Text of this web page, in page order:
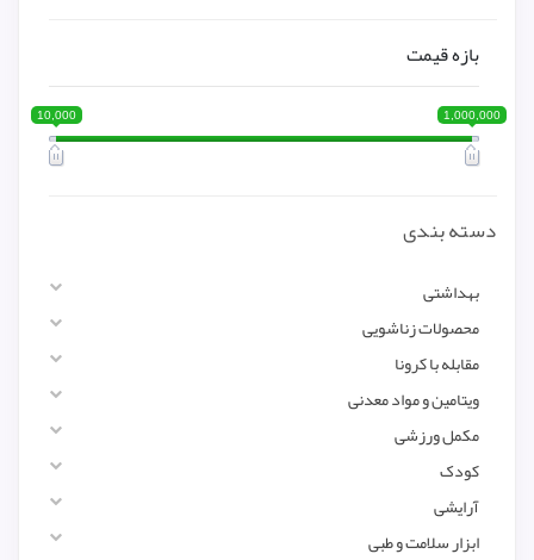
بازه قیمت
10,000 1,000,000
دسته بندی
بهداشتی
محصولات زناشویی
مقابله با کرونا
ویتامین و مواد معدنی
مکمل ورزشی
کودک
آرایشی
ابزار سلامت و طبی